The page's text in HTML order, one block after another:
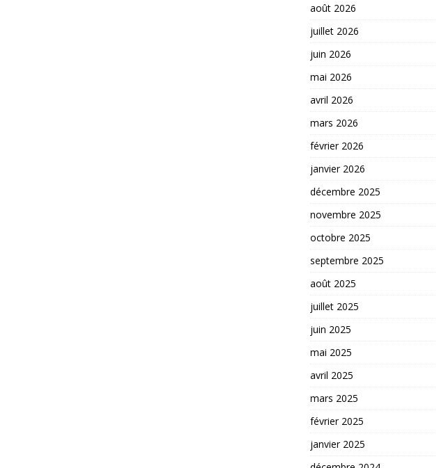
août 2026
juillet 2026
juin 2026
mai 2026
avril 2026
mars 2026
février 2026
janvier 2026
décembre 2025
novembre 2025
octobre 2025
septembre 2025
août 2025
juillet 2025
juin 2025
mai 2025
avril 2025
mars 2025
février 2025
janvier 2025